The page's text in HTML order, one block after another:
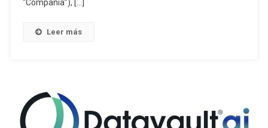
“Compañía”), […]
Leer más